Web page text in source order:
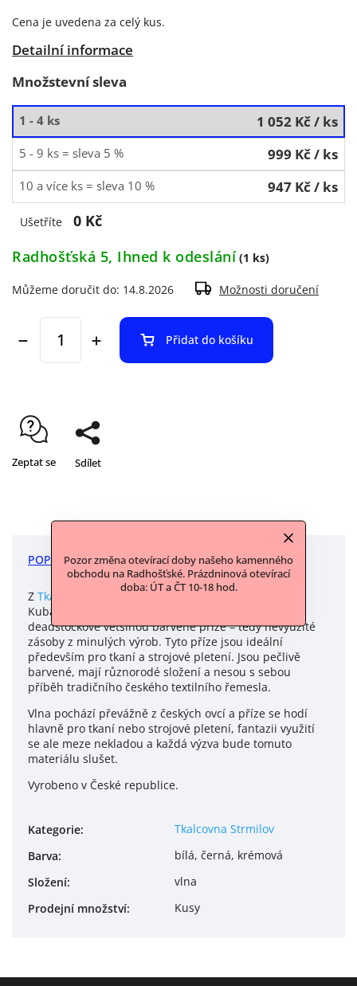
Pozor změna otevírací doby našeho kamenného
obchodu na Radhošťské. Prázdninová otevírací
doba: ÚT a ČT 10-18 hod.
Cena je uvedena za celý kus.
Detailní informace
Množstevní sleva
1 - 4 ks 1 052 Kč/ ks
5 - 9 ks = sleva 5 % 999 Kč/ ks
10 a více ks = sleva 10 % 947 Kč/ ks
Ušetříte
0 Kč
Radhošťská 5, Ihned k odeslání (1 ks)
Můžeme doručit do: 14.8.2026 Možnosti doručení
Přidat do košíku
Zeptat se Sdílet
POPIS DISKUZE
Z Tkalcovny
vám přinášíme přízi vyrobenou přímo u
Kubáků ve Strmilově. Od nich jsme získali vybrané
deadstockové většinou barvené příze – tedy nevyužité
zásoby z minulých výrob. Tyto příze jsou ideální
především pro tkaní a strojové pletení. Jsou pečlivě
barvené, mají různorodé složení a nesou s sebou
příběh tradičního českého textilního řemesla.
Vlna pochází převážně z českých ovcí a příze se hodí
hlavně pro tkaní nebo strojové pletení, fantazii využití
se ale meze nekladou a každá výzva bude tomuto
materiálu slušet.
Vyrobeno v České republice.
Kategorie:
Tkalcovna Strmilov
Barva:
bílá, černá, krémová
Složení:
vlna
Prodejní množství: Kusy